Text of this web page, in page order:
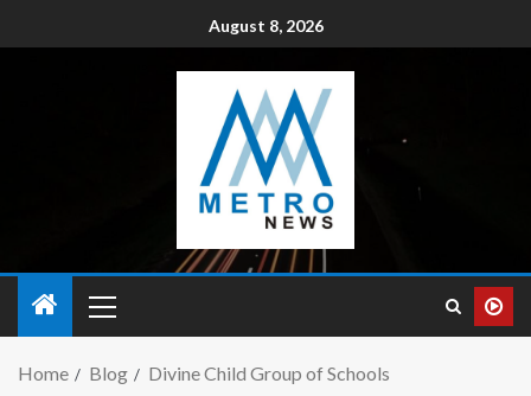
August 8, 2026
Home Blog Divine Child Group of Schools